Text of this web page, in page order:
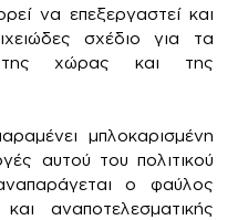
να επεξεργαστεί και
σχέδιο για τα
της χώρας και της
μπλοκαρισμένη
αυτού του πολιτικού
ο φαύλος
αναποτελεσματικής